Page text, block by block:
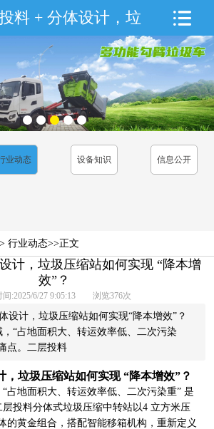
料 + 分体设计，垃
站如何实现 “降本增
效”？
业动态 设备知识 信息公开
> 行业动态>>正文
计，垃圾压缩站如何实现 “降本增
效”？
间:2025/6/27 9:05:13 浏览376次
设计，垃圾压缩站如何实现“降本增效”？
“占地面积大、转运效率低、二次污染
点。二层投料
，垃圾压缩站如何实现 “降本增效”？
占地面积大、转运效率低、二次污染重” 是
层投料分体式垃圾压缩中转站以4 立方米压
的黄金组合，搭配智能移箱机构，重新定义